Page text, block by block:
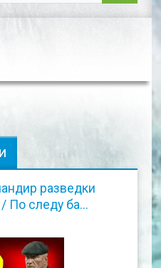
разведки
По следу ба...